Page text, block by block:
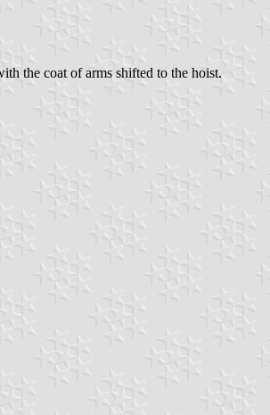
the coat of arms shifted to the hoist.